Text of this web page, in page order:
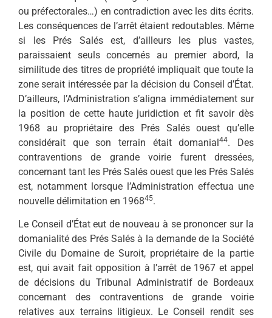
ou préfectorales…) en contradiction avec les dits écrits.
Les conséquences de l’arrêt étaient redoutables. Même
si les Prés Salés est, d’ailleurs les plus vastes,
paraissaient seuls concernés au premier abord, la
similitude des titres de propriété impliquait que toute la
zone serait intéressée par la décision du Conseil d’État.
D’ailleurs, l’Administration s’aligna immédiatement sur
la position de cette haute juridiction et fit savoir dès
1968 au propriétaire des Prés Salés ouest qu’elle
considérait que son terrain était domanial44. Des
contraventions de grande voirie furent dressées,
concernant tant les Prés Salés ouest que les Prés Salés
est, notamment lorsque l’Administration effectua une
nouvelle délimitation en 196845.
Le Conseil d’État eut de nouveau à se prononcer sur la
domanialité des Prés Salés à la demande de la Société
Civile du Domaine de Suroit, propriétaire de la partie
est, qui avait fait opposition à l’arrêt de 1967 et appel
de décisions du Tribunal Administratif de Bordeaux
concernant des contraventions de grande voirie
relatives aux terrains litigieux. Le Conseil rendit ses